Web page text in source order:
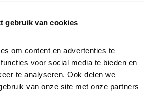
gebruik van cookies
om content en advertenties te
voor social media te bieden en
te analyseren. Ook delen we
van onze site met onze partners
blijven?